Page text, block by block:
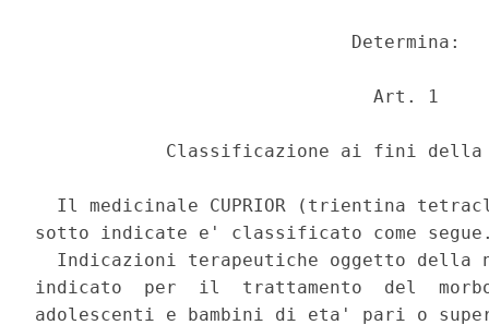
                             Determina:
                               Art. 1
Classificazione ai fini
Il medicinale CUPRIOR (trientina
sotto indicate e' classificato come
Indicazioni terapeutiche oggetto della
indicato  per  il  trattamento  del
adolescenti e bambini di eta' pari o